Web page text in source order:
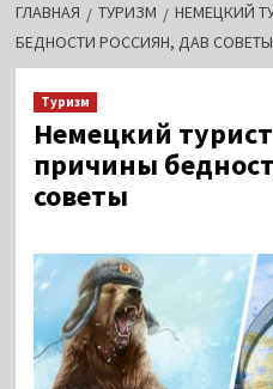
ГЛАВНАЯ ТУРИЗМ
НЕМЕЦКИЙ
БЕДНОСТИ РОССИЯН, ДАВ СОВЕТЫ
Туризм
Немецкий
причины
советы